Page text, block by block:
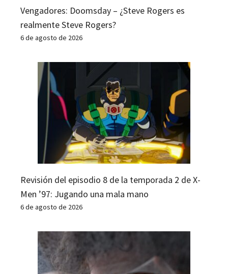
Vengadores: Doomsday – ¿Steve Rogers es
realmente Steve Rogers?
6 de agosto de 2026
Revisión del episodio 8 de la temporada 2 de X-
Men ’97: Jugando una mala mano
6 de agosto de 2026